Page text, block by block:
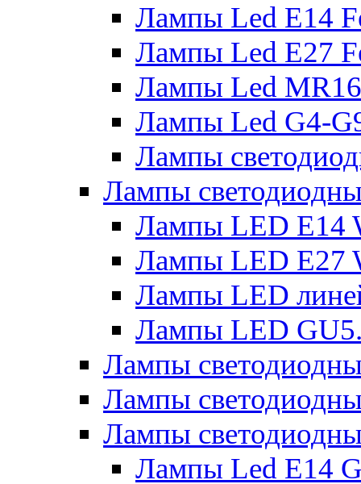
Лампы Led E14
Лампы Led E27
Лампы Led
Лампы Led G4-
Лампы
Лампы
Лампы LED E14
Лампы LED E27
Лампы LED
Лампы LED
Лампы
Лампы
Лампы
Лампы Led Е14